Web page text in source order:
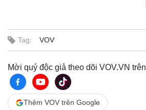
Tag: VOV
Mời quý độc giả theo dõi VOV.VN trên
Thêm VOV trên Google